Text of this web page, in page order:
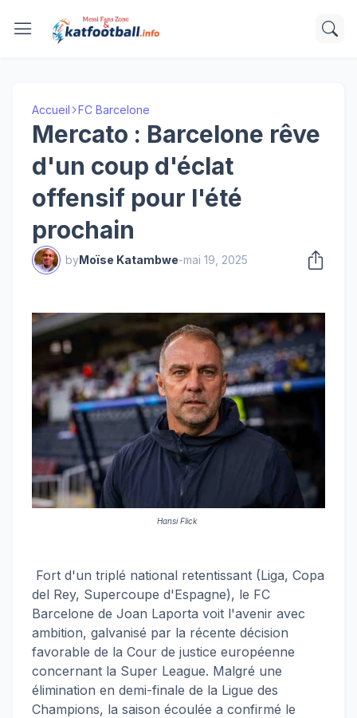
Accueil FC Barcelone
Mercato : Barcelone rêve
d'un coup d'éclat
offensif pour l'été
prochain
byMoïse Katambwe-mai 19, 2025
Hansi Flick
Fort d'un triplé national retentissant (Liga, Copa
del Rey, Supercoupe d'Espagne), le FC
Barcelone de Joan Laporta voit l'avenir avec
ambition, galvanisé par la récente décision
favorable de la Cour de justice européenne
concernant la Super League. Malgré une
élimination en demi-finale de la Ligue des
Champions, la saison écoulée a confirmé le